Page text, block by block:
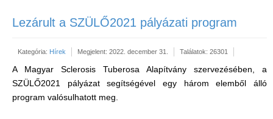
Lezárult a SZÜLŐ2021 pályázati program
Kategória: Hírek Megjelent: 2022. december 31. Találatok: 26301
A Magyar Sclerosis Tuberosa Alapítvány szervezésében, a
SZÜLŐ2021 pályázat segítségével egy három elemből álló
program valósulhatott meg.